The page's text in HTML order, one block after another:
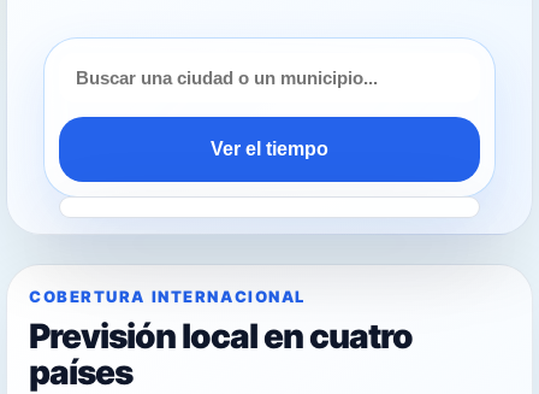
Ver el tiempo
COBERTURA INTERNACIONAL
Previsión local en cuatro
países